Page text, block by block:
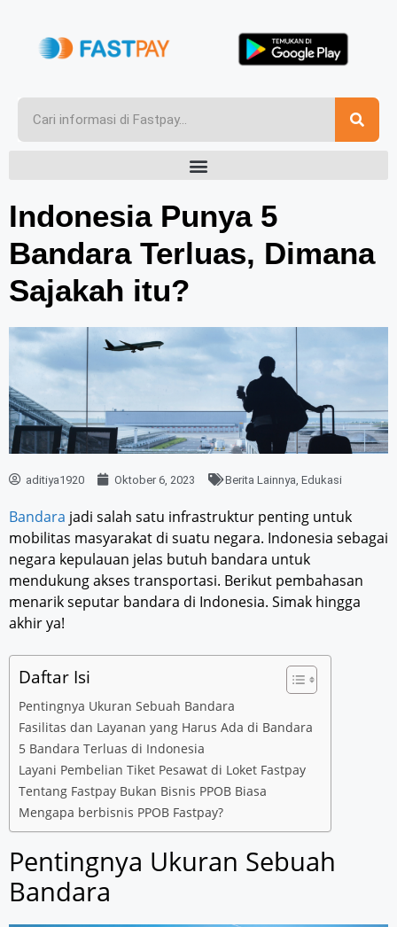
Indonesia Punya 5
Bandara Terluas, Dimana
Sajakah itu?
aditiya1920 Oktober 6, 2023 Berita Lainnya Edukasi
Bandara jadi salah satu infrastruktur penting untuk
mobilitas masyarakat di suatu negara. Indonesia sebagai
negara kepulauan jelas butuh bandara untuk
mendukung akses transportasi. Berikut pembahasan
menarik seputar bandara di Indonesia. Simak hingga
akhir ya!
Daftar Isi
Pentingnya Ukuran Sebuah Bandara
Fasilitas dan Layanan yang Harus Ada di Bandara
5 Bandara Terluas di Indonesia
Layani Pembelian Tiket Pesawat di Loket Fastpay
Tentang Fastpay Bukan Bisnis PPOB Biasa
Mengapa berbisnis PPOB Fastpay?
Pentingnya Ukuran Sebuah
Bandara